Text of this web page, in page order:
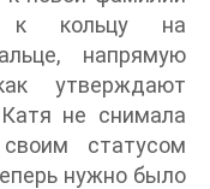
к кольцу на
напрямую
утверждают
не снимала
статусом
нужно было